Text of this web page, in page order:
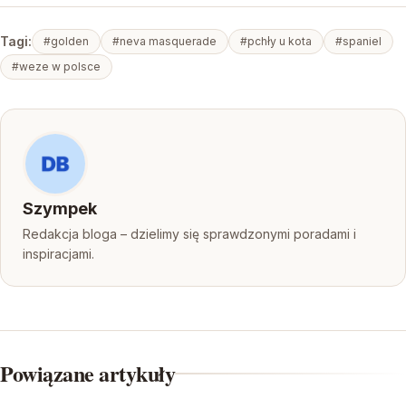
Tagi: #golden #neva masquerade #pchły u kota
#spaniel
#weze w polsce
Szympek
Redakcja bloga – dzielimy się sprawdzonymi poradami i
inspiracjami.
Powiązane artykuły